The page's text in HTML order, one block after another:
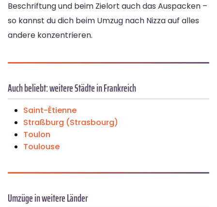
Beschriftung und beim Zielort auch das Auspacken –
so kannst du dich beim Umzug nach Nizza auf alles
andere konzentrieren.
Auch beliebt: weitere Städte in Frankreich
Saint-Étienne
Straßburg (Strasbourg)
Toulon
Toulouse
Umzüge in weitere Länder